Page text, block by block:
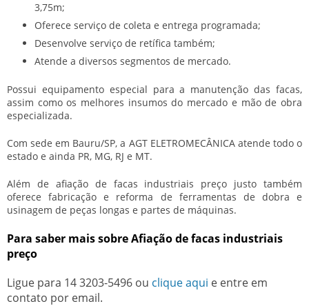
3,75m;
Oferece serviço de coleta e entrega programada;
Desenvolve serviço de retífica também;
Atende a diversos segmentos de mercado.
Possui equipamento especial para a manutenção das facas,
assim como os melhores insumos do mercado e mão de obra
especializada.
Com sede em Bauru/SP, a AGT ELETROMECÂNICA atende todo o
estado e ainda PR, MG, RJ e MT.
Além de afiação de facas industriais preço justo também
oferece fabricação e reforma de ferramentas de dobra e
usinagem de peças longas e partes de máquinas.
Para saber mais sobre Afiação de facas industriais
preço
Ligue para 14 3203-5496 ou clique aqui e entre em
contato por email.